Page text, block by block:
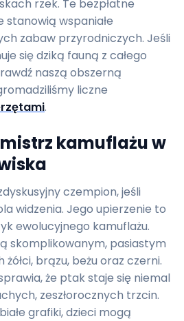
rzek. Te bezpłatne
stanowią wspaniałe
zabaw przyrodniczych. Jeśli
się dziką fauną z całego
naszą obszerną
liczne
.
kamuflażu w
czempion, jeśli
widzenia. Jego upierzenie to
ewolucyjnego kamuflażu.
skomplikowanym, pasiastym
brązu, beżu oraz czerni.
że ptak staje się niemal
zeszłorocznych trzcin.
grafiki, dzieci mogą